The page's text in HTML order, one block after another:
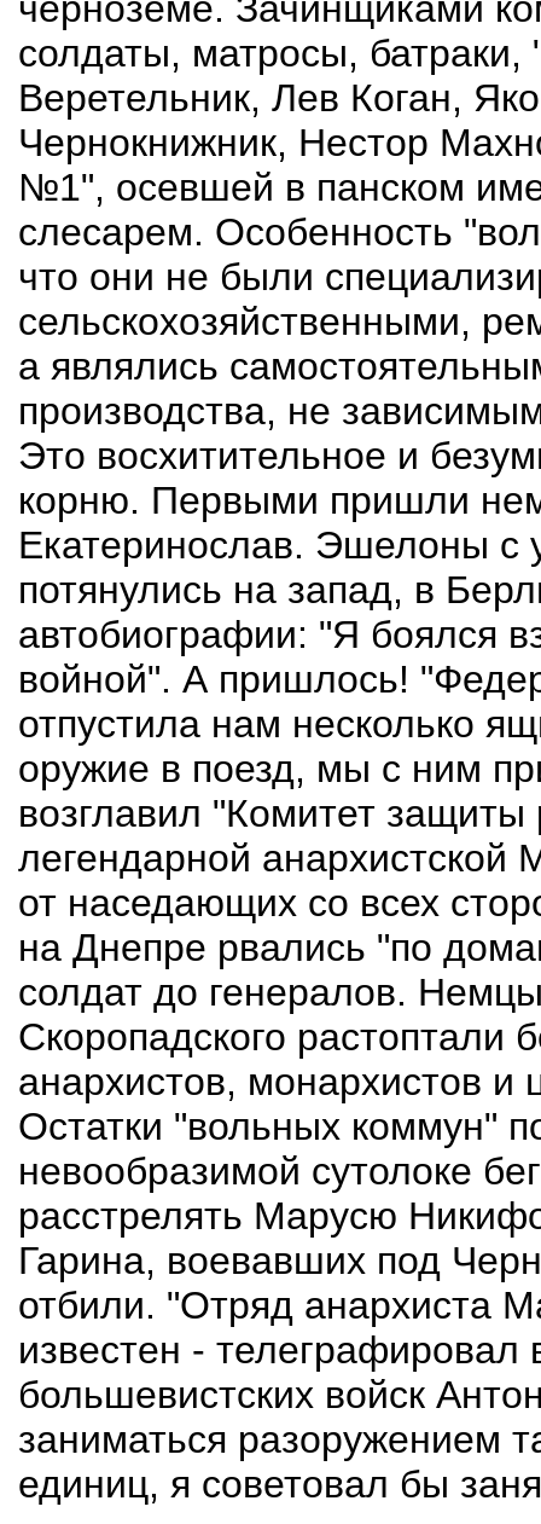
солдаты, матросы,
Веретельник, Лев Коган,
Чернокнижник, Нестор
№1", осевшей в панском
слесарем. Особенность
что они не были
сельскохозяйственными,
а являлись
производства, не
Это восхитительное и
корню. Первыми пришли
Екатеринослав. Эшелоны с
потянулись на запад, в
автобиографии: "Я боялся
войной". А пришлось!
отпустила нам несколько
оружие в поезд, мы с ним
возглавил "Комитет
легендарной
от наседающих со всех
на Днепре рвались "по
солдат до генералов.
Скоропадского растоптали
анархистов, монархистов и
Остатки "вольных коммун"
невообразимой сутолоке
расстрелять Марусю
Гарина, воевавших под
отбили. "Отряд анархиста
известен - телеграфировал
большевистских войск
заниматься разоружением
единиц, я советовал бы